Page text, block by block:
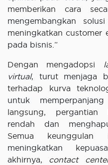
memberikan cara
mengembangkan
meningkatkan customer
pada bisnis.”
Dengan mengadopsi
virtual, turut menjaga
terhadap kurva
untuk
langsung,
rendah dan
Semua
meningkatkan
akhirnya, contact